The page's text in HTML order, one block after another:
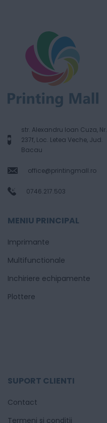
str. Alexandru Ioan Cuza, Nr.
237f, Loc. Letea Veche, Jud.
Bacau
office@printingmall.ro
0746.217.503
MENIU PRINCIPAL
Imprimante
Multifunctionale
Inchiriere echipamente
Plottere
SUPORT CLIENTI
Contact
Termeni si conditii